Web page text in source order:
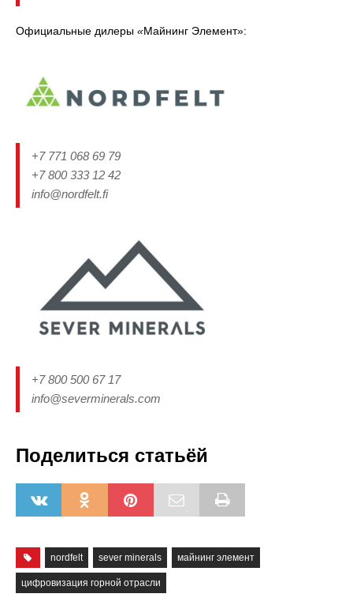
Официальные дилеры «Майнинг Элемент»:
+7 771 068 69 79
+7 800 333 12 42
info@nordfelt.fi
+7 800 500 67 17
info@severminerals.com
Поделиться статьёй
nordfelt sever minerals майнинг элемент
цифровизация горной отрасли